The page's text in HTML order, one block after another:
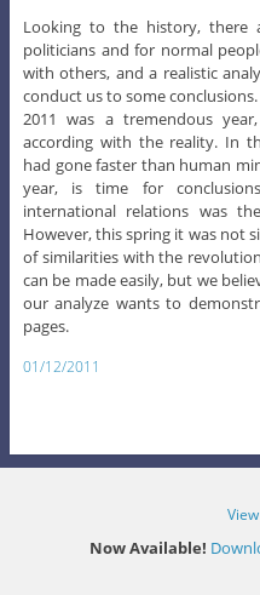
Looking to the history, there
politicians and for normal
with others, and a realistic
conduct us to some conclusions.
2011 was a tremendous
according with the reality. In
had gone faster than human
year, is time for
international relations was
However, this spring it was not
of similarities with the
can be made easily, but we
our analyze wants to
pages.
01/12/2011
Now Available!